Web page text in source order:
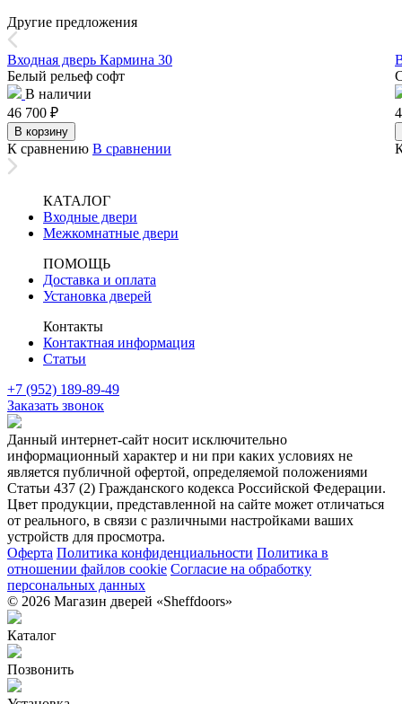
Другие предложения
Входная дверь Кармина 30
Белый рельеф софт
В наличии
46 700 ₽
В корзину
К сравнению В сравнении
КАТАЛОГ
Входные двери
Межкомнатные двери
ПОМОЩЬ
Доставка и оплата
Установка дверей
Контакты
Контактная информация
Статьи
+7 (952) 189-89-49
Заказать звонок
Данный интернет-сайт носит исключительно
информационный характер и ни при каких условиях не
является публичной офертой, определяемой положениями
Статьи 437 (2) Гражданского кодекса Российской Федерации.
Цвет продукции, представленной на сайте может отличаться
от реального, в связи с различными настройками ваших
устройств для просмотра.
Оферта Политика конфиденциальности Политика в
отношении файлов cookie Согласие на обработку
персональных данных
© 2026 Магазин дверей «Sheffdoors»
Каталог
Позвонить